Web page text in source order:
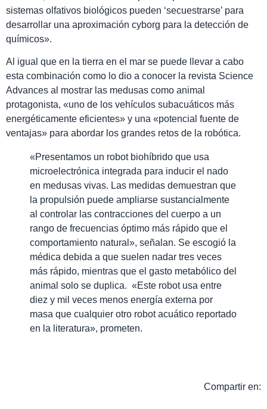
sistemas olfativos biológicos pueden ‘secuestrarse’ para
desarrollar una aproximación cyborg para la detección de
químicos».
Al igual que en la tierra en el mar se puede llevar a cabo
esta combinación como lo dio a conocer la revista Science
Advances al mostrar las medusas como animal
protagonista, «uno de los vehículos subacuáticos más
energéticamente eficientes» y una «potencial fuente de
ventajas» para abordar los grandes retos de la robótica.
«Presentamos un robot biohíbrido que usa
microelectrónica integrada para inducir el nado
en medusas vivas. Las medidas demuestran que
la propulsión puede ampliarse sustancialmente
al controlar las contracciones del cuerpo a un
rango de frecuencias óptimo más rápido que el
comportamiento natural», señalan. Se escogió la
médica debida a que suelen nadar tres veces
más rápido, mientras que el gasto metabólico del
animal solo se duplica. «Este robot usa entre
diez y mil veces menos energía externa por
masa que cualquier otro robot acuático reportado
en la literatura», prometen.
Compartir en: